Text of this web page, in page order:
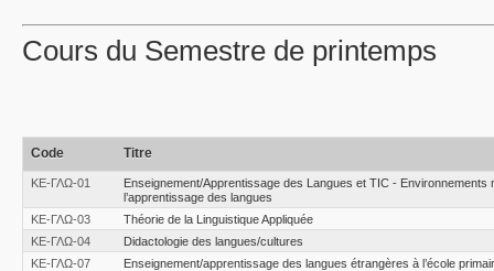
Cours du Semestre de printemps
Code Titre
ΚΕ-ΓΛΩ-01
Εnseignement/Apprentissage des Langues et TIC - Environnements
l’apprentissage des langues
ΚΕ-ΓΛΩ-03
Théorie de la Linguistique Appliquée
ΚΕ-ΓΛΩ-04
Didactologie des langues/cultures
ΚΕ-ΓΛΩ-07
Enseignement/apprentissage des langues étrangères à l’école